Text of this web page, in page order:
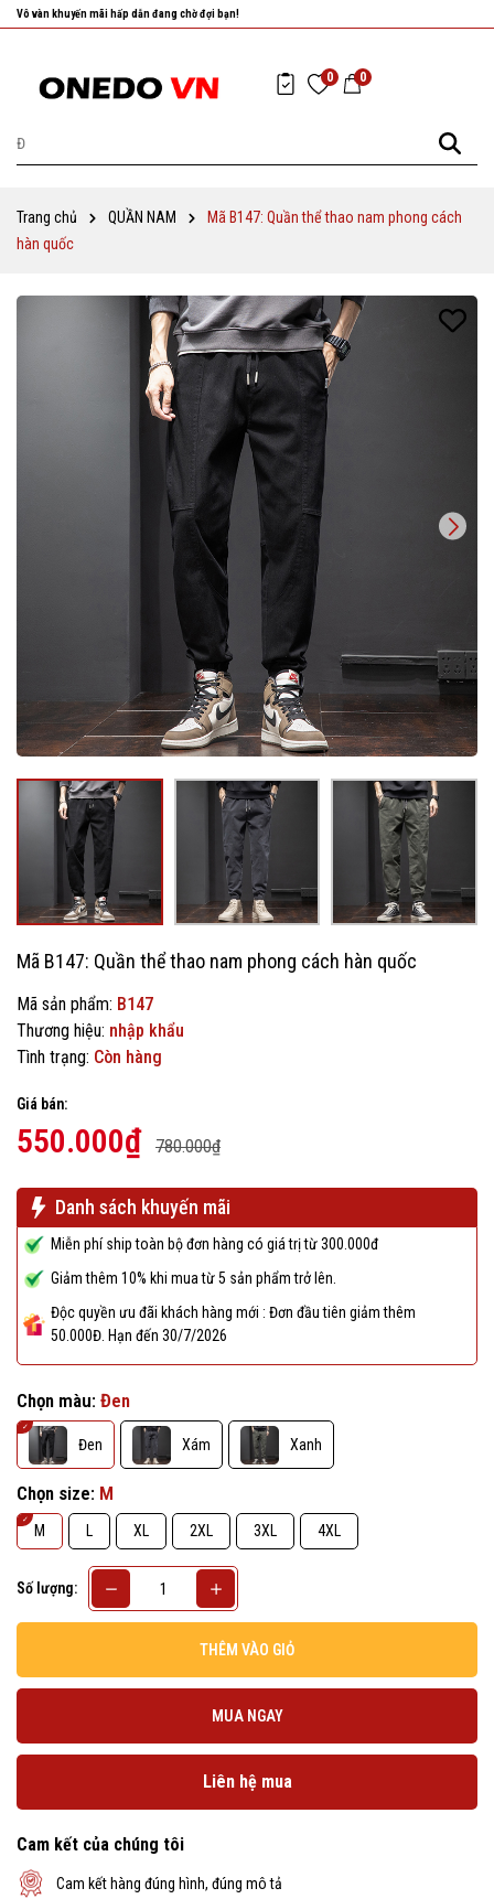
Nhanh tay chọn cho mình những sản phẩm ưng ý nhất!
0 0
Trang chủ QUẦN NAM
Mã B147: Quần thể thao nam phong cách
hàn quốc
Mã B147: Quần thể thao nam phong cách hàn quốc
Mã sản phẩm: B147
Thương hiệu: nhập khẩu
Tình trạng: Còn hàng
Giá bán:
550.000₫ 780.000₫
Danh sách khuyến mãi
Miễn phí ship toàn bộ đơn hàng có giá trị từ 300.000đ
Giảm thêm 10% khi mua từ 5 sản phẩm trở lên.
Độc quyền ưu đãi khách hàng mới : Đơn đầu tiên giảm thêm
50.000Đ. Hạn đến 30/7/2026
Chọn màu: Đen
Đen Xám Xanh
Chọn size: M
M L XL 2XL 3XL 4XL
Số lượng:
THÊM VÀO GIỎ
MUA NGAY
Liên hệ mua
Cam kết của chúng tôi
Cam kết hàng đúng hình, đúng mô tả